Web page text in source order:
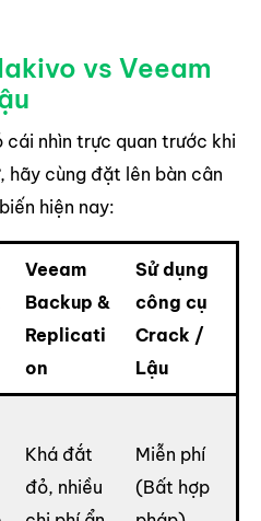
vs Veeam
nhìn trực quan trước khi
hãy cùng đặt lên bàn cân
hiện nay:
Veeam
Backup &
Replicati
on
Sử dụng
công cụ
Crack /
Lậu
Khá đắt
đỏ, nhiều
Miễn phí
(Bất hợp